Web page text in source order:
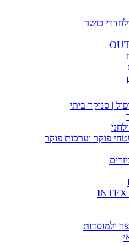
כושר
| סנוקר ביתי
פוקר וערכות פוקר
ולמוסדות